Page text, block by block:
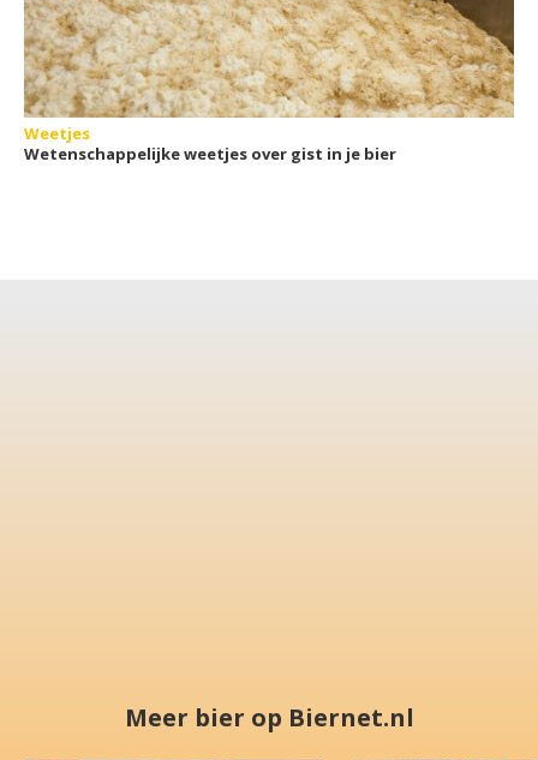
Weetjes
Wetenschappelijke weetjes over gist in je bier
Meer bier op Biernet.nl